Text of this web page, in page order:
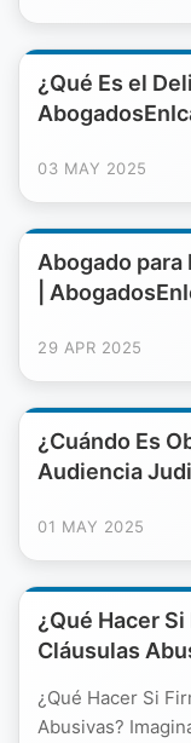
¿Qué Es el
03 MAY 2025
Abogado
|
29 APR 2025
¿Cuándo Es
Audiencia
01 MAY 2025
¿Qué Hacer
Cláusulas
¿Qué Hacer Si
Abusivas?